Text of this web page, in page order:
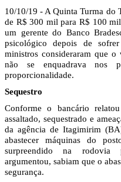
10/10/19 - A Quinta Turma do
de R$ 300 mil para R$ 100
um gerente do Banco
psicológico depois de
ministros consideraram que
não se enquadrava nos
proporcionalidade.
Sequestro
Conforme o bancário
assaltado, sequestrado e
da agência de Itagimirim
abastecer máquinas do
surpreendido na rodovia
argumentou, sabiam que o
segurança.